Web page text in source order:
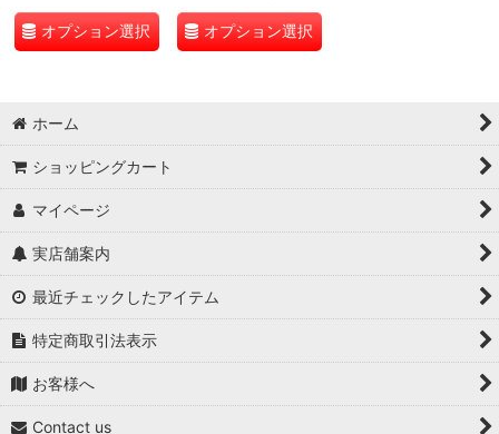
オプション選択 オプション選択
ホーム
ショッピングカート
マイページ
実店舗案内
最近チェックしたアイテム
特定商取引法表示
お客様へ
Contact us